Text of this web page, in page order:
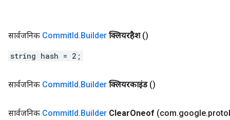
सार्वजनिक CommitId.Builder क्लियरहैश ()
string hash = 2;
सार्वजनिक CommitId.Builder क्लियरकाइंड ()
सार्वजनिक CommitId.Builder ClearOneof (com.google.